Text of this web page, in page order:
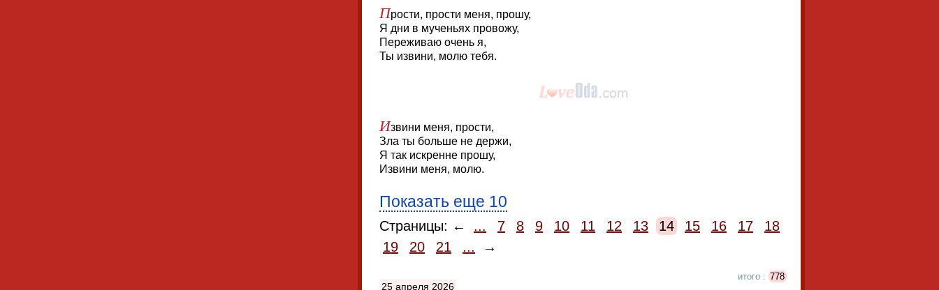
Прости, прости меня, прошу,
Я дни в мученьях провожу,
Переживаю очень я,
Ты извини, молю тебя.
Извини меня, прости,
Зла ты больше не держи,
Я так искренне прошу,
Извини меня, молю.
Показать еще 10
Страницы: ← ... 7 8 9 10 11 12 13 14 15 16 17
18
19
20 21 ... →
итого : 778
25 апреля 2026